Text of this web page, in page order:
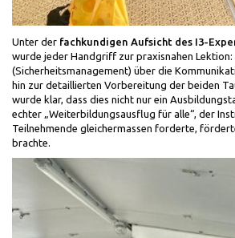
Unter der fachkundigen Aufsicht des I3-
wurde jeder Handgriff zur praxisnahen
(Sicherheitsmanagement) über die
hin zur detaillierten Vorbereitung der beiden
wurde klar, dass dies nicht nur ein
echter „Weiterbildungsausflug für alle“, der
Teilnehmende gleichermassen forderte,
brachte.